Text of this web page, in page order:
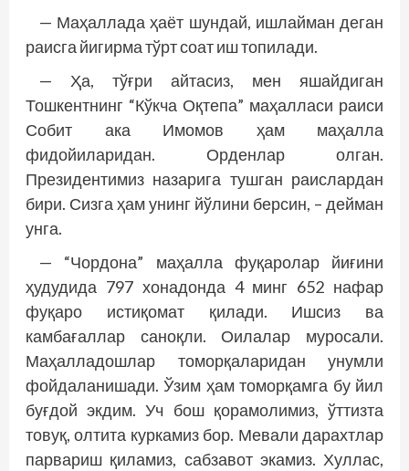
— Маҳаллада ҳаёт шундай, ишлайман деган
раисга йигирма тўрт соат иш топилади.
— Ҳа, тўғри айтасиз, мен яшайдиган
Тошкентнинг “Кўкча Оқтепа” маҳалласи раиси
Собит ака Имомов ҳам маҳалла
фидойиларидан. Орденлар олган.
Президентимиз назарига тушган раислардан
бири. Сизга ҳам унинг йўлини берсин, – дейман
унга.
— “Чордона” маҳалла фуқаролар йиғини
ҳудудида 797 хонадонда 4 минг 652 нафар
фуқаро истиқомат қилади. Ишсиз ва
камбағаллар саноқли. Оилалар муросали.
Маҳалладошлар томорқаларидан унумли
фойдаланишади. Ўзим ҳам томорқамга бу йил
буғдой экдим. Уч бош қорамолимиз, ўттизта
товуқ, олтита куркамиз бор. Мевали дарахтлар
парвариш қиламиз, сабзавот экамиз. Хуллас,